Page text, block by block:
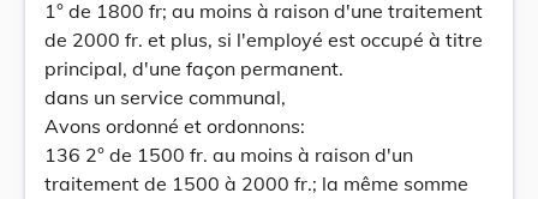
1° de 1800 fr; au moins à raison d'une traitement
de 2000 fr. et plus, si l'employé est occupé à titre
principal, d'une façon permanent.
dans un service communal,
Avons ordonné et ordonnons:
136 2° de 1500 fr. au moins à raison d'un
traitement de 1500 à 2000 fr.; la même somme